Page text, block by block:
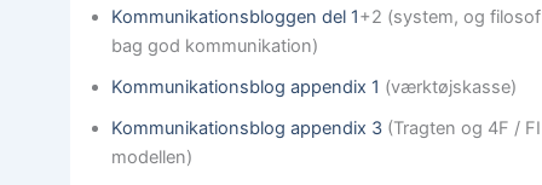
Kommunikationsbloggen del 1+2 (system, og
bag god kommunikation)
Kommunikationsblog appendix 1 (værktøjskasse)
Kommunikationsblog appendix 3 (Tragten og 4F /
modellen)